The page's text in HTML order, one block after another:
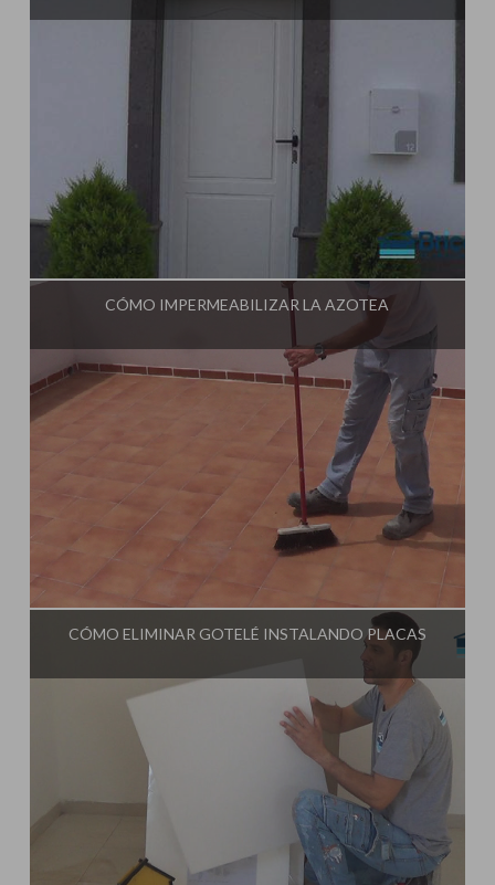
Tu Taller de Bricolaje
CÓMO IMPERMEABILIZAR LA AZOTEA
Influencer: Tu Taller de Bricolaje
CÓMO ELIMINAR GOTELÉ INSTALANDO PLACAS